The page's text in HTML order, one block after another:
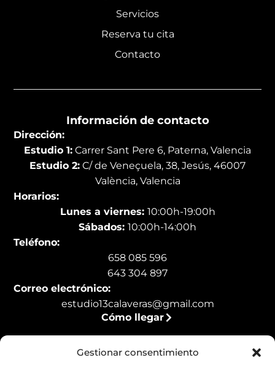
Gestionar consentimiento
Servicios
Reserva tu cita
Contacto
Información de contacto
Dirección:
Estudio 1: Carrer Sant Pere 6, Paterna, Valencia
Estudio 2: C/ de Veneçuela, 38, Jesús, 46007
València, Valencia
Horarios:
Lunes a viernes: 10:00h-19:00h
Sábados: 10:00h-14:00h
Teléfono:
658 085 596
643 304 897
Correo electrónico:
estudio13calaveras@gmail.com
Cómo llegar